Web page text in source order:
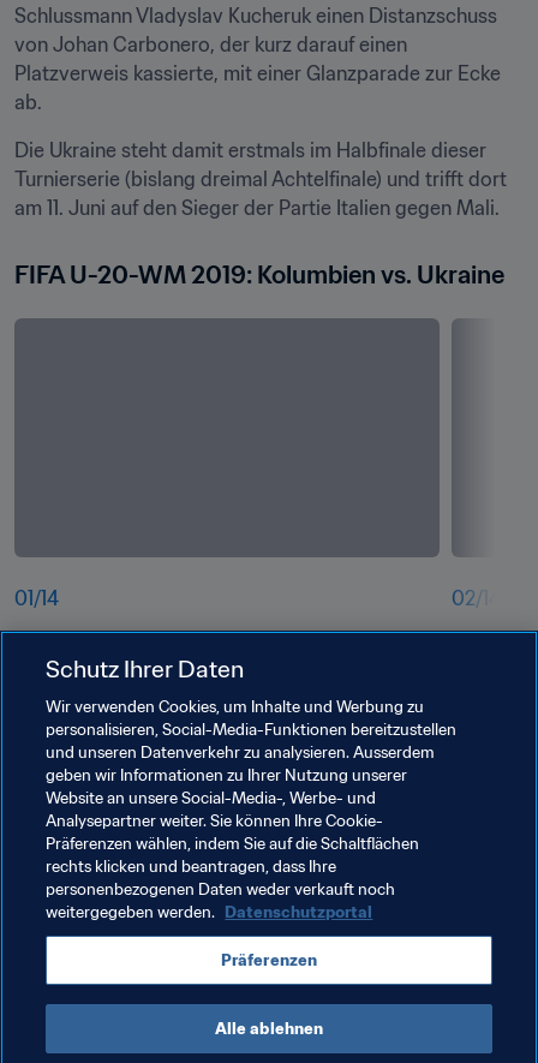
Schlussmann Vladyslav Kucheruk einen Distanzschuss
von Johan Carbonero, der kurz darauf einen
Platzverweis kassierte, mit einer Glanzparade zur Ecke
ab.
Die Ukraine steht damit erstmals im Halbfinale dieser
Turnierserie (bislang dreimal Achtelfinale) und trifft dort
am 11. Juni auf den Sieger der Partie Italien gegen Mali.
FIFA U-20-WM 2019: Kolumbien vs. Ukraine
01 /14
cbkkhw4zlitsulpcbfwg.jpg
02/14
Verwandte Themen
FIFA U-20-Weltmeisterschaft Polen 2019™
Schutz Ihrer Daten
Wir verwenden Cookies, um Inhalte und Werbung zu
personalisieren, Social-Media-Funktionen bereitzustellen
und unseren Datenverkehr zu analysieren. Ausserdem
geben wir Informationen zu Ihrer Nutzung unserer
Website an unsere Social-Media-, Werbe- und
Analysepartner weiter. Sie können Ihre Cookie-
Präferenzen wählen, indem Sie auf die Schaltflächen
rechts klicken und beantragen, dass Ihre
personenbezogenen Daten weder verkauft noch
weitergegeben werden. Datenschutzportal
Präferenzen
Alle ablehnen